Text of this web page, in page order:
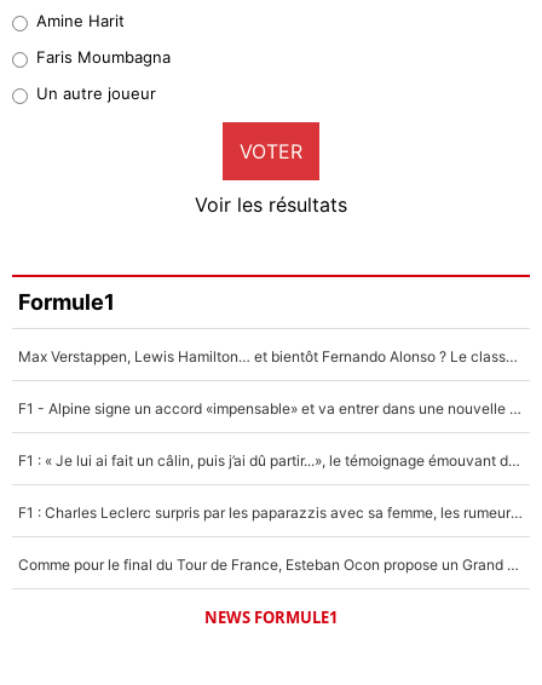
1%
9%
Faris Moumbagna
4%
Un autre joueur
5%
Amine Harit
Faris Moumbagna
Un autre joueur
VOTER
Voir les résultats
Formule1
Max Verstappen, Lewis Hamilton… et bientôt Fernando Alonso ? Le classement des pilotes les mieux payés en Formule 1 risque de changer !
F1 - Alpine signe un accord «impensable» et va entrer dans une nouvelle dimension : Grande nouvelle pour Pierre Gasly !
F1 : « Je lui ai fait un câlin, puis j’ai dû partir...», le témoignage émouvant de Max Verstappen sur sa fille
F1 : Charles Leclerc surpris par les paparazzis avec sa femme, les rumeurs étaient vraies !
Comme pour le final du Tour de France, Esteban Ocon propose un Grand Prix de Formule 1 à Paris : «Autour de l’Arc de Triomphe, ce serait génial» !
NEWS FORMULE1